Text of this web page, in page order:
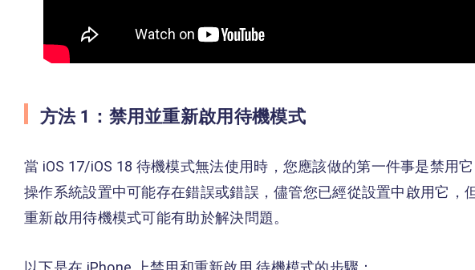
方法 1：禁用並重新啟用待機模式
當 iOS 17/iOS 18 待機模式無法使用時，您應該做的第一件事是禁用
操作系統設置中可能存在錯誤或錯誤，儘管您已經從設置中啟用它，
重新啟用待機模式可能有助於解決問題。